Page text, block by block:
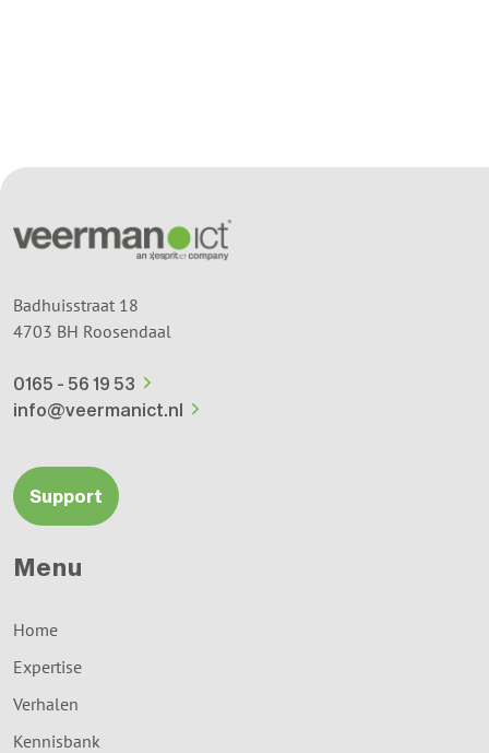
Badhuisstraat 18
4703 BH Roosendaal
0165 - 56 19 53
info@veermanict.nl
Support
Menu
Home
Expertise
Verhalen
Kennisbank